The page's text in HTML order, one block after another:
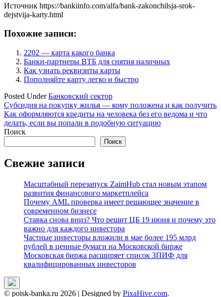
Источник https://bankiinfo.com/alfa/bank-zakonchilsja-srok-
dejstvija-karty.html
Похожие записи:
2202 — карта какого банка
Банки-партнеры ВТБ для снятия наличных
Как узнать реквизиты карты
Пополняйте карту легко и быстро
Posted UnderБанковский сектор
Навигация
по
записям
Субсидия на покупку жилья — кому положена и как получить
Как оформляются кредиты на человека без его ведома и что
делать, если вы попали в подобную ситуацию
Поиск
Поиск
Свежие записи
Масштабный перезапуск ZaimHub стал новым этапом
развития финансового маркетплейса
Почему AML проверка имеет решающее значение в
современном бизнесе
Ставка снова вниз? Что решит ЦБ 19 июня и почему это
важно для каждого инвестора
Частные инвесторы вложили в мае более 195 млрд
рублей в ценные бумаги на Московской бирже
Московская биржа расширяет список ЗПИФ для
квалифицированных инвесторов
© poisk-banka.ru 2026 | Designed by PixaHive.com.